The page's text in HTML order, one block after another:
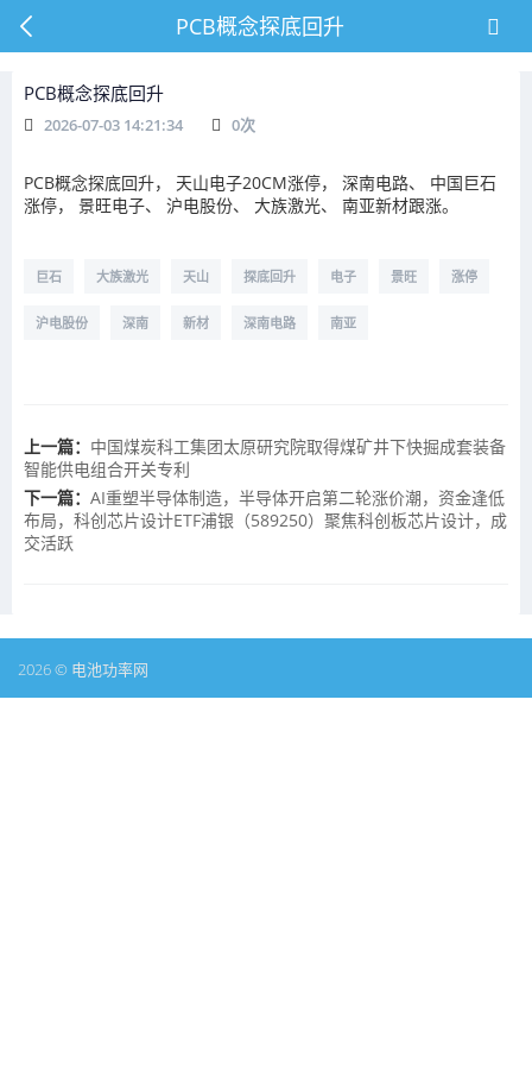
PCB概念探底回升
PCB概念探底回升
2026-07-03 14:21:34 0次
PCB概念探底回升， 天山电子20CM涨停， 深南电路、 中国巨石
涨停， 景旺电子、 沪电股份、 大族激光、 南亚新材跟涨。
巨石 大族激光 天山 探底回升 电子 景旺 涨停
沪电股份 深南 新材 深南电路 南亚
上一篇： 中国煤炭科工集团太原研究院取得煤矿井下快掘成套装备
智能供电组合开关专利
下一篇： AI重塑半导体制造，半导体开启第二轮涨价潮，资金逢低
布局，科创芯片设计ETF浦银（589250）聚焦科创板芯片设计，成
交活跃
2026 © 电池功率网